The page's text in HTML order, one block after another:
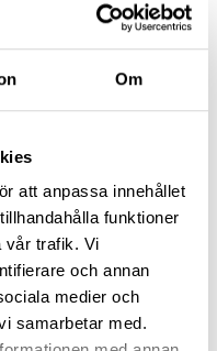
Om
att anpassa innehållet
funktioner
vår trafik. Vi
och annan
medier och
samarbetar med.
hus som Södra
kan komma.